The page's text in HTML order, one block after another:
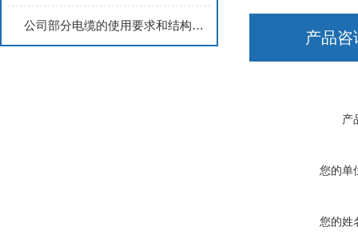
公司部分电缆的使用要求和结构特点2
产品咨
产
您的单
您的姓